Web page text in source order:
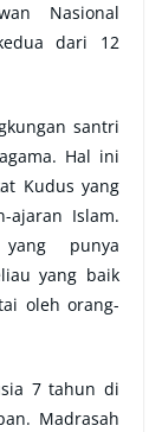
Nasional
dari 12
santri
Hal ini
Kudus yang
ajaran Islam.
punya
yang baik
oleh orang-
7 tahun di
Madrasah